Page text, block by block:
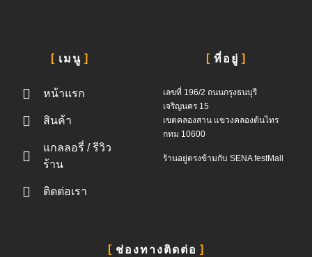
เมนู
หน้าแรก
สินค้า
แกลลอรี่ / รีวิว
ร้าน
ติดต่อเรา
ที่อยู่
เลขที่ 196/2 ถนนกรุงธนบุรี
เจริญนคร 15
เขตคลองสาน แขวงคลองต้นไทร
กทม 10600
ร้านอยู่ตรงข้ามกับ SENA festMall
ช่องทางติดต่อ